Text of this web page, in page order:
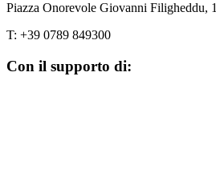
Piazza Onorevole Giovanni Filigheddu, 1
T: +39 0789 849300
Con il supporto di: